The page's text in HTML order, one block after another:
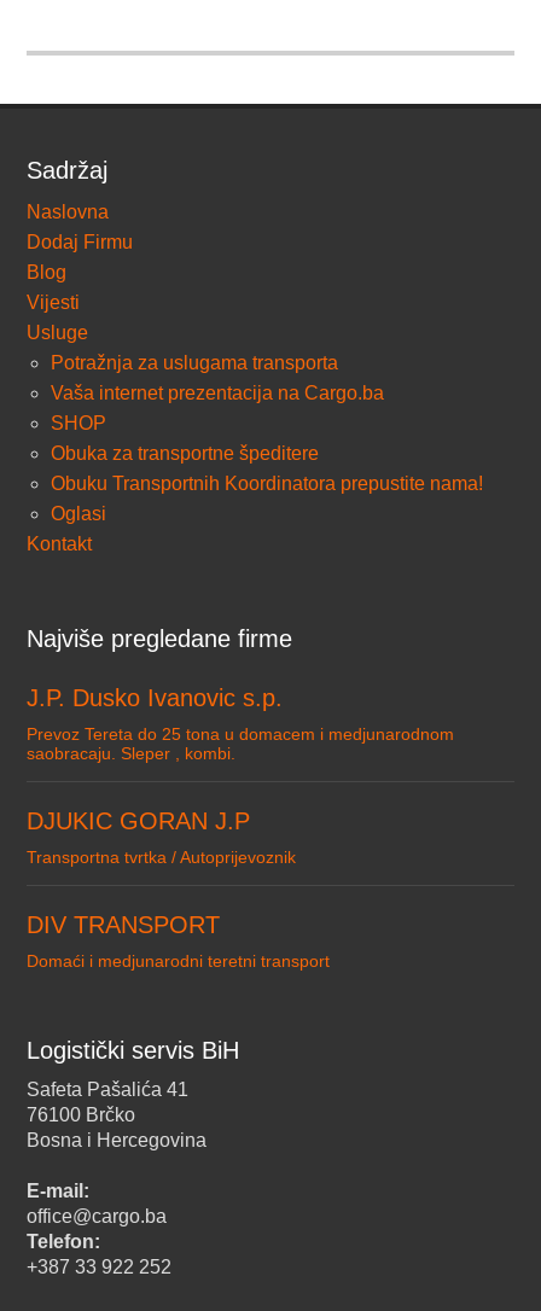
Sadržaj
Naslovna
Dodaj Firmu
Blog
Vijesti
Usluge
Potražnja za uslugama transporta
Vaša internet prezentacija na Cargo.ba
SHOP
Obuka za transportne špeditere
Obuku Transportnih Koordinatora prepustite nama!
Oglasi
Kontakt
Najviše pregledane firme
J.P. Dusko Ivanovic s.p.
Prevoz Tereta do 25 tona u domacem i medjunarodnom
saobracaju. Sleper , kombi.
DJUKIC GORAN J.P
Transportna tvrtka / Autoprijevoznik
DIV TRANSPORT
Domaći i medjunarodni teretni transport
Logistički servis BiH
Safeta Pašalića 41
76100 Brčko
Bosna i Hercegovina
E-mail:
office@cargo.ba
Telefon:
+387 33 922 252